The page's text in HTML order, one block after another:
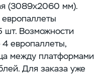
(3089x2060 мм).
шт. Возможности
4 европаллеты,
между платформами
Для заказа уже